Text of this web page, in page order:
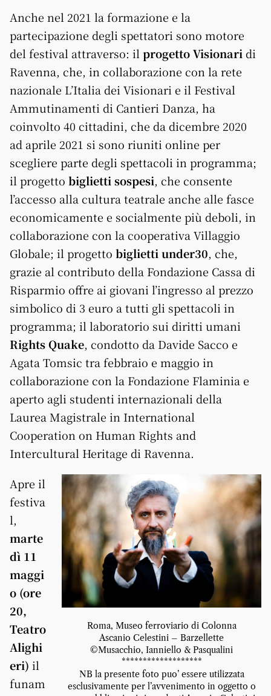
Anche nel 2021 la formazione e la
partecipazione degli spettatori sono motore
del festival attraverso: il progetto Visionari di
Ravenna, che, in collaborazione con la rete
nazionale L’Italia dei Visionari e il Festival
Ammutinamenti di Cantieri Danza, ha
coinvolto 40 cittadini, che da dicembre 2020
ad aprile 2021 si sono riuniti online per
scegliere parte degli spettacoli in programma;
il progetto biglietti sospesi, che consente
l’accesso alla cultura teatrale anche alle fasce
economicamente e socialmente più deboli, in
collaborazione con la cooperativa Villaggio
Globale; il progetto biglietti under30, che,
grazie al contributo della Fondazione Cassa di
Risparmio offre ai giovani l’ingresso al prezzo
simbolico di 3 euro a tutti gli spettacoli in
programma; il laboratorio sui diritti umani
Rights Quake, condotto da Davide Sacco e
Agata Tomsic tra febbraio e maggio in
collaborazione con la Fondazione Flaminia e
aperto agli studenti internazionali della
Laurea Magistrale in International
Cooperation on Human Rights and
Intercultural Heritage di Ravenna.
Roma, Museo ferroviario di Colonna
Ascanio Celestini – Barzellette
©Musacchio, Ianniello & Pasqualini
*******************
NB la presente foto puo’ essere utilizzata
esclusivamente per l’avvenimento in oggetto o
Apre il
festiva
l,
marte
dì 11
maggi
o (ore
20,
Teatro
Alighi
eri) il
funam